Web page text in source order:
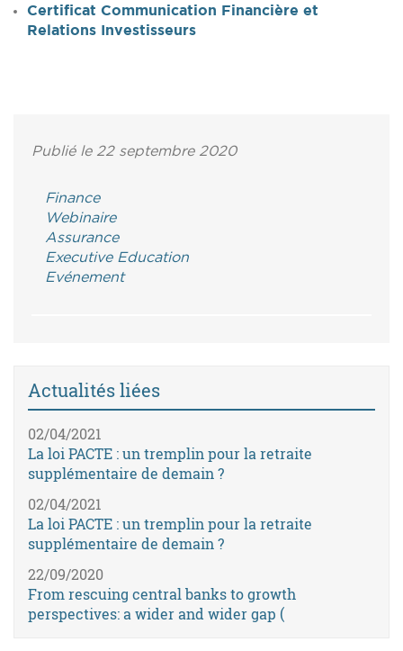
Certificat Communication Financière et
Relations Investisseurs
Publié le 22 septembre 2020
Finance
Webinaire
Assurance
Executive Education
Evénement
Actualités liées
02/04/2021
La loi PACTE : un tremplin pour la retraite
supplémentaire de demain ?
02/04/2021
La loi PACTE : un tremplin pour la retraite
supplémentaire de demain ?
22/09/2020
From rescuing central banks to growth
perspectives: a wider and wider gap (